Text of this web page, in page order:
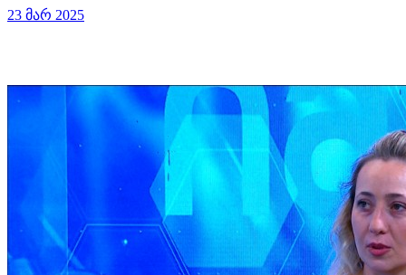
23 მარ 2025